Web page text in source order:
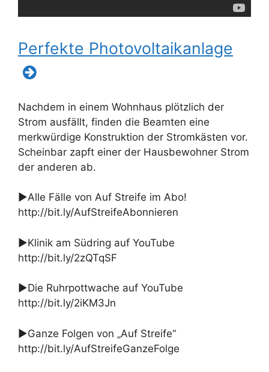
Perfekte Photovoltaikanlage
Nachdem in einem Wohnhaus plötzlich der
Strom ausfällt, finden die Beamten eine
merkwürdige Konstruktion der Stromkästen vor.
Scheinbar zapft einer der Hausbewohner Strom
der anderen ab.
►Alle Fälle von Auf Streife im Abo!
http://bit.ly/AufStreifeAbonnieren
►Klinik am Südring auf YouTube
http://bit.ly/2zQTqSF
►Die Ruhrpottwache auf YouTube
http://bit.ly/2iKM3Jn
►Ganze Folgen von „Auf Streife“
http://bit.ly/AufStreifeGanzeFolge